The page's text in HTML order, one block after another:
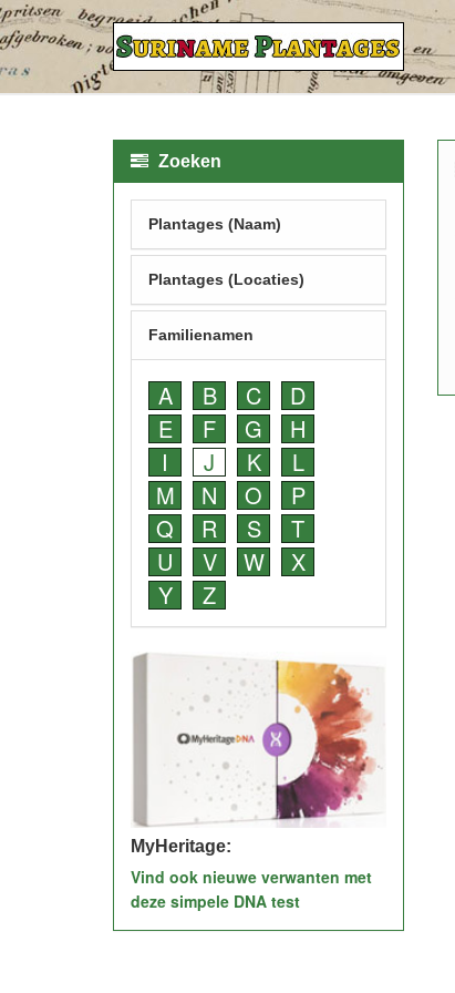
Zoeken
Plantages (Naam)
Plantages (Locaties)
Familienamen
A B C
D
E
F G
H
I
J K
L
M
N O
P
Q
R S
T
U
V W
X
Y
Z
MyHeritage:
Vind ook nieuwe verwanten met
deze simpele DNA test